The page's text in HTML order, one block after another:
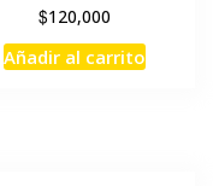
$120,000
Añadir al carrito